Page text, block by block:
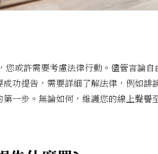
您或許需要考慮法律行動。儘管言論
功提告，需要詳細了解法律，例如誹
一步。無論如何，維護您的線上聲譽